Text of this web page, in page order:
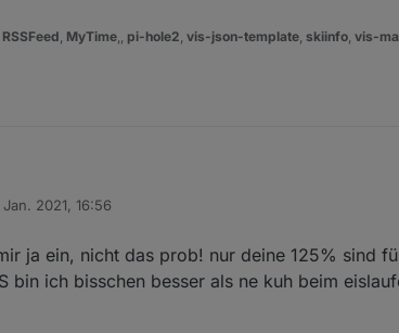
RSSFeed, MyTime,, pi-hole2, vis-json-template, skiinfo, vis-
getauscht
Das sind halt relativ viele Felder, die ich eigentlich
lieber die CSS-Klasse, dann kann sich das jeder selber
Jan. 2021, 16:56
ja ein, nicht das prob! nur deine 125% sind
bin ich bisschen besser als ne kuh beim